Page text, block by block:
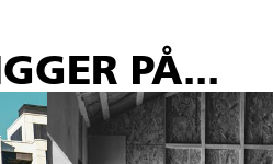
PÅ...